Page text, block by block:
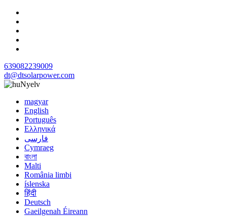
639082239009
dt@dtsolarpower.com
Nyelv
magyar
English
Português
Ελληνικά
فارسی
Cymraeg
বাংলা
Malti
România limbi
íslenska
हिंदी
Deutsch
Gaeilgenah Éireann